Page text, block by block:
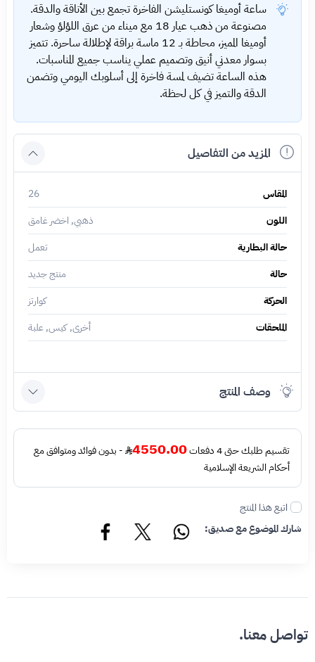
ساعة أوميغا كونستليشن الفاخرة تجمع بين الأناقة والدقة.
مصنوعة من ذهب عيار 18 مع ميناء من عرق اللؤلؤ وشعار
أوميغا المميز، محاطة بـ 12 ماسة براقة لإطلالة ساحرة. تتميز
بسوار معدني أنيق وتصميم عملي يناسب جميع المناسبات.
هذه الساعة تضيف لمسة فاخرة إلى أسلوبك اليومي وتضمن
الدقة والتميز في كل لحظة.
المزيد من التفاصيل
المقاس
26
اللون
ذهبي, اخضر غامق
حالة البطارية
تعمل
حالة
منتج جديد
الحركة
كوارتز
الملحقات
أخرى, كيس, علبة
وصف المنتج
تقسيم طلبك حتى 4 دفعات 4550.00
- بدون فوائد ومتوافق مع
أحكام الشريعة الإسلامية
اتبع هذا المنتج
شارك الموضوع مع صديق:
تواصل معنا.